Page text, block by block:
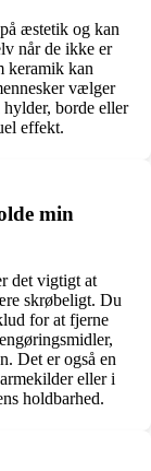
æstetik og kan
når de ikke er
keramik kan
vælger
borde eller
effekt.
min
det vigtigt at
skrøbeligt. Du
for at fjerne
Det er også en
eller i
holdbarhed.